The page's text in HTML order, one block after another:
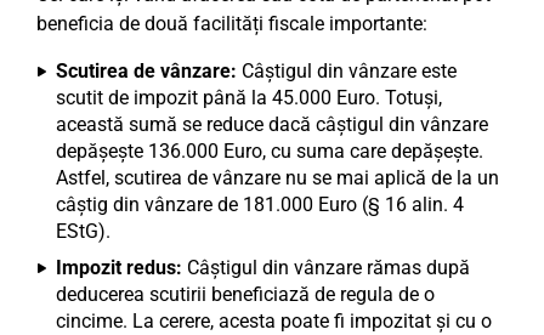
beneficia de două facilități fiscale importante:
Scutirea de vânzare: Câștigul din vânzare este
scutit de impozit până la 45.000 Euro. Totuși,
această sumă se reduce dacă câștigul din vânzare
depășește 136.000 Euro, cu suma care depășește.
Astfel, scutirea de vânzare nu se mai aplică de la un
câștig din vânzare de 181.000 Euro (§ 16 alin. 4
EStG).
Impozit redus: Câștigul din vânzare rămas după
deducerea scutirii beneficiază de regula de o
cincime. La cerere, acesta poate fi impozitat și cu o